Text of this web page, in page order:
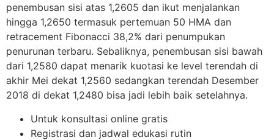
penembusan sisi atas 1,2605 dan ikut menjalankan
hingga 1,2650 termasuk pertemuan 50 HMA dan
retracement Fibonacci 38,2% dari penumpukan
penurunan terbaru. Sebaliknya, penembusan sisi bawah
dari 1,2580 dapat menarik kuotasi ke level terendah di
akhir Mei dekat 1,2560 sedangkan terendah Desember
2018 di dekat 1,2480 bisa jadi lebih baik setelahnya.
Untuk konsultasi online gratis
Registrasi dan jadwal edukasi rutin